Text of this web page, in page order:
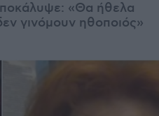
«Θα ήθελα
γινόμουν ηθοποιός»